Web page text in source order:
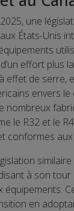
une
États-Unis
effort plus
effet de serre,
envers le
nombreux
le R32 et le
conformes
à son tour
en